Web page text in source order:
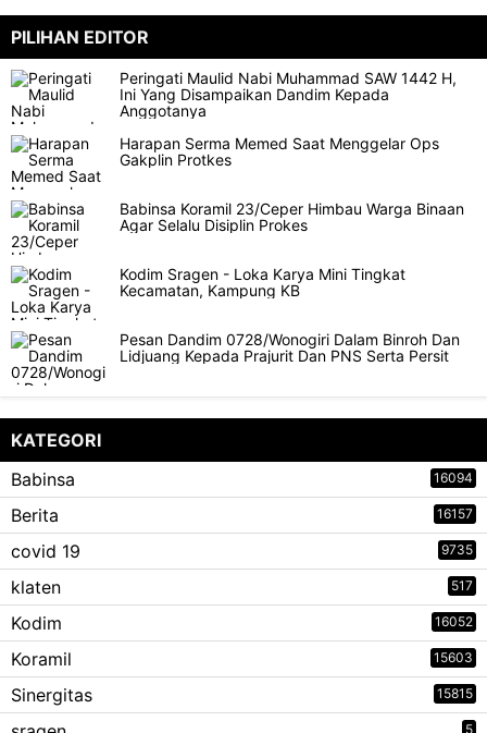
PILIHAN EDITOR
Peringati Maulid Nabi Muhammad SAW 1442 H,
Ini Yang Disampaikan Dandim Kepada
Anggotanya
Harapan Serma Memed Saat Menggelar Ops
Gakplin Protkes
Babinsa Koramil 23/Ceper Himbau Warga Binaan
Agar Selalu Disiplin Prokes
Kodim Sragen - Loka Karya Mini Tingkat
Kecamatan, Kampung KB
Pesan Dandim 0728/Wonogiri Dalam Binroh Dan
Lidjuang Kepada Prajurit Dan PNS Serta Persit
KATEGORI
Babinsa
16094
Berita 16157
covid 19 9735
klaten 517
Kodim 16052
Koramil 15603
Sinergitas 15815
5